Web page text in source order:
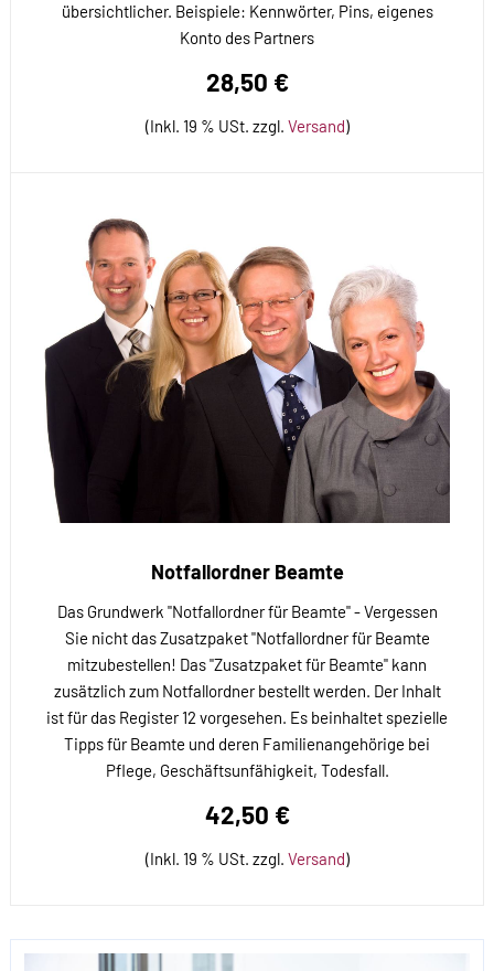
übersichtlicher. Beispiele: Kennwörter, Pins, eigenes
Konto des Partners
28,50 €
(Inkl. 19 % USt. zzgl. Versand)
Notfallordner Beamte
Das Grundwerk "Notfallordner für Beamte" - Vergessen
Sie nicht das Zusatzpaket "Notfallordner für Beamte
mitzubestellen! Das "Zusatzpaket für Beamte" kann
zusätzlich zum Notfallordner bestellt werden. Der Inhalt
ist für das Register 12 vorgesehen. Es beinhaltet spezielle
Tipps für Beamte und deren Familienangehörige bei
Pflege, Geschäftsunfähigkeit, Todesfall.
42,50 €
(Inkl. 19 % USt. zzgl. Versand)